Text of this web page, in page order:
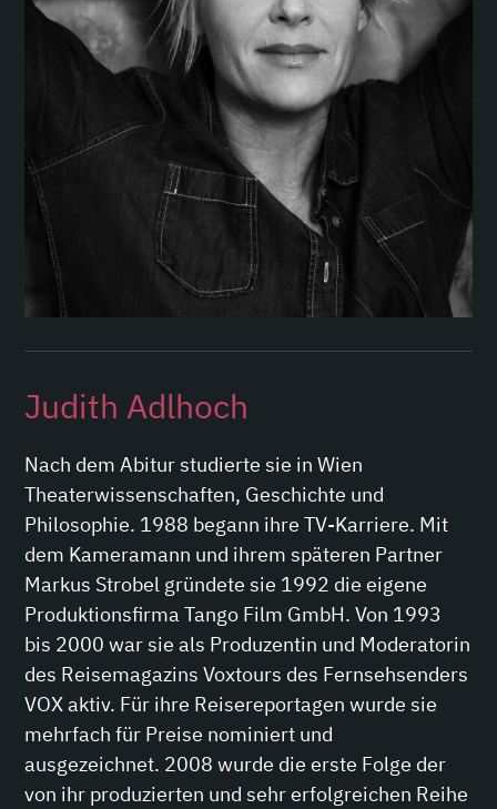
Judith Adlhoch
Nach dem Abitur studierte sie in Wien
Theaterwissenschaften, Geschichte und
Philosophie. 1988 begann ihre TV-Karriere. Mit
dem Kameramann und ihrem späteren Partner
Markus Strobel gründete sie 1992 die eigene
Produktionsfirma Tango Film GmbH. Von 1993
bis 2000 war sie als Produzentin und Moderatorin
des Reisemagazins Voxtours des Fernsehsenders
VOX aktiv. Für ihre Reisereportagen wurde sie
mehrfach für Preise nominiert und
ausgezeichnet. 2008 wurde die erste Folge der
von ihr produzierten und sehr erfolgreichen Reihe